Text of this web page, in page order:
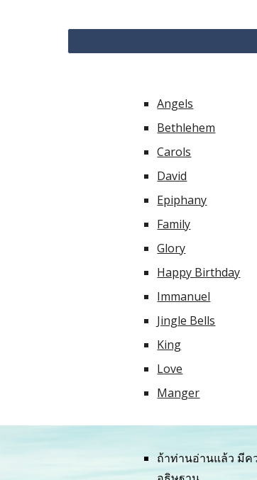
Angels
Bethlehem
Carols
David
Epiphany
Family
Glory
Happy Birthday
Immanuel
Jingle Bells
King
Love
Manger
ถ้าท่านอ่านแล้ว มีค